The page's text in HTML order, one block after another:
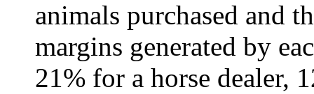
animals purchased and
margins generated by
21% for a horse dealer,